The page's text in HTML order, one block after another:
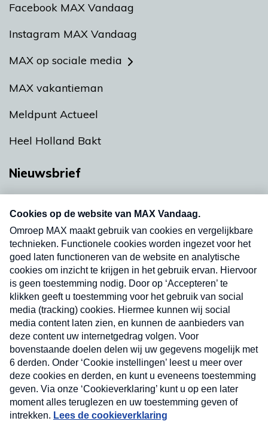
Facebook MAX Vandaag
Instagram MAX Vandaag
MAX op sociale media
MAX vakantieman
Meldpunt Actueel
Heel Holland Bakt
Nieuwsbrief
nieuwsbrief. Elke vrijdag- en dinsdagochtend in
uw mailbox.
Verzend
Nieuwsbrief
Neem hier een gratis abonnement op onze
nieuwsbrief. Elke vrijdag- en dinsdagochtend in uw